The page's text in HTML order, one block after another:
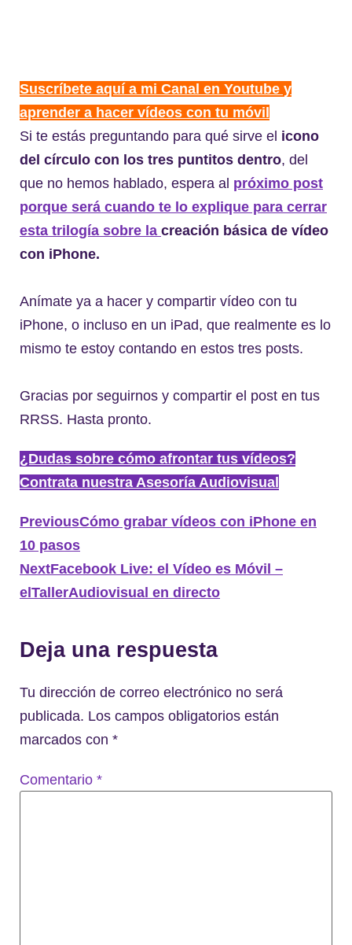
Suscríbete aquí a mi Canal en Youtube y
aprender a hacer vídeos con tu móvil
Si te estás preguntando para qué sirve el icono
del círculo con los tres puntitos dentro, del
que no hemos hablado, espera al próximo post
porque será cuando te lo explique para cerrar
esta trilogía sobre la creación básica de vídeo
con iPhone.
Anímate ya a hacer y compartir vídeo con tu
iPhone, o incluso en un iPad, que realmente es lo
mismo te estoy contando en estos tres posts.
Gracias por seguirnos y compartir el post en tus
RRSS. Hasta pronto.
¿Dudas sobre cómo afrontar tus vídeos?
Contrata nuestra Asesoría Audiovisual
PreviousCómo grabar vídeos con iPhone en
10 pasos
NextFacebook Live: el Vídeo es Móvil –
elTallerAudiovisual en directo
Deja una respuesta
Tu dirección de correo electrónico no será
publicada. Los campos obligatorios están
marcados con *
Comentario *